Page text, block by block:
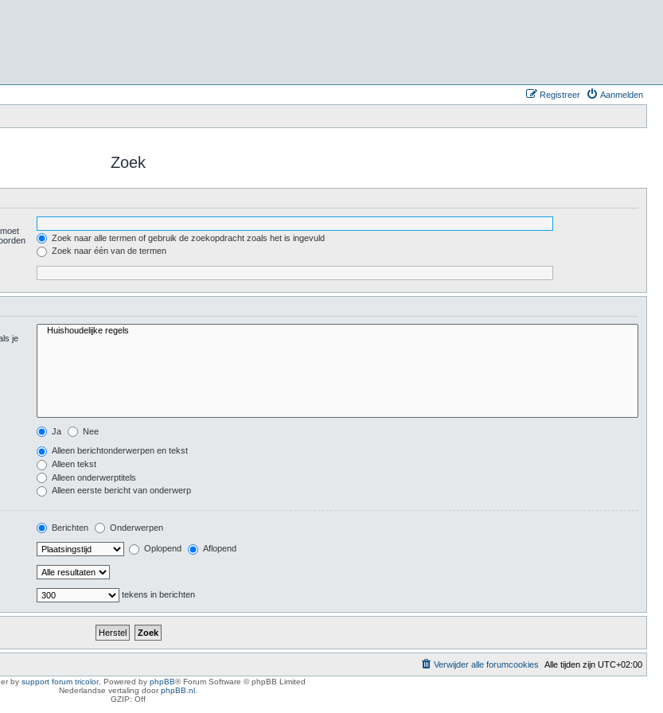
Aanmelden
Registreer
Zoek
Zoek naar alle termen of gebruik de zoekopdracht zoals het is ingevuld
Zoek naar één van de termen
je
Ja Nee
Alleen berichtonderwerpen en tekst
Alleen tekst
Alleen onderwerptitels
Alleen eerste bericht van onderwerp
Berichten Onderwerpen
Oplopend Aflopend
tekens in berichten
Alle tijden zijn UTC+02:00
Verwijder alle forumcookies
by support forum tricolor, Powered by phpBB® Forum Software © phpBB Limited
Nederlandse vertaling doorphpBB.nl .
GZIP: Off